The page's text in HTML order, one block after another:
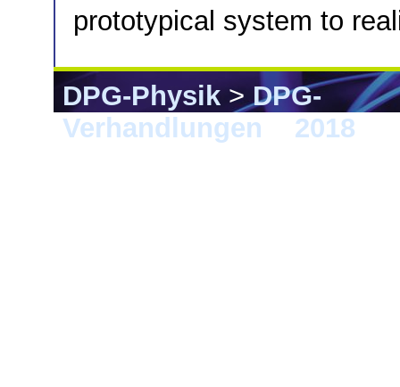
prototypical system to
DPG-Physik>DPG-
Verhandlungen
2018